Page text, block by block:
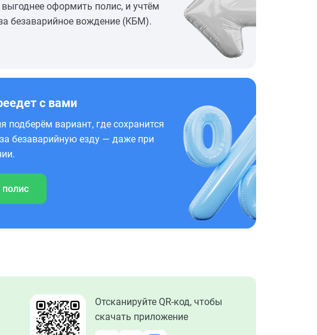
оформить полис, и учтём
безаварийное вождение (КБМ).
с вами
подберём вариант, где сохранится
безаварийную езду — даже при
Отсканируйте QR-код, чтобы
скачать приложение